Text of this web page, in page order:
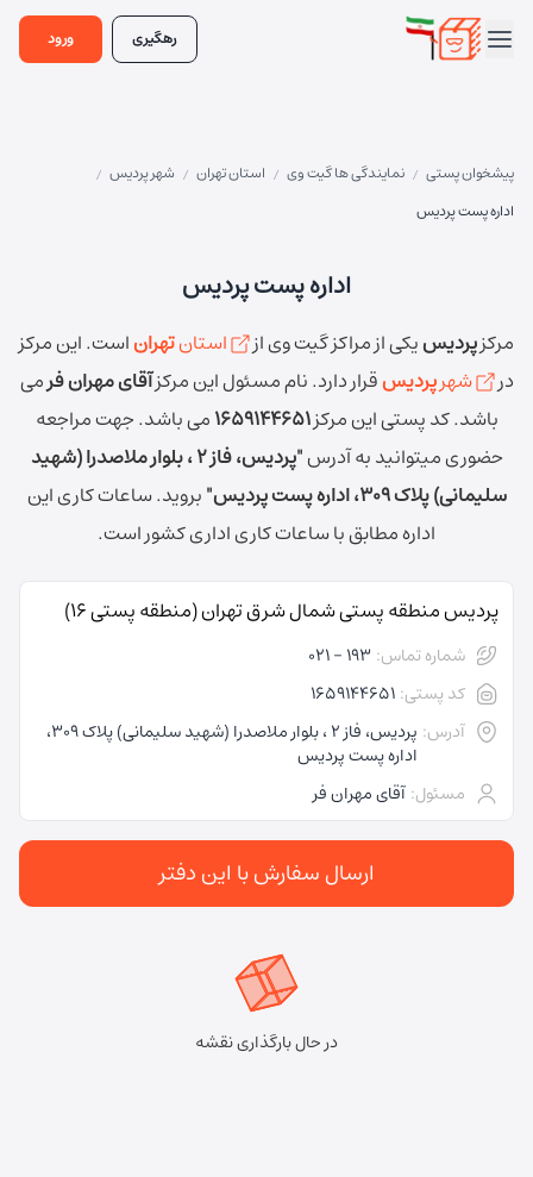
رهگیری ورود
پیشخوان پستی / نمایندگی ها گیت وی / استان تهران / شهر پردیس /
اداره پست پردیس
اداره پست پردیس
مرکزپردیسیکی از مراکز گیت وی از استانتهراناست.این مرکز
در
شهرپردیسقرار دارد.نام مسئول این مرکزآقای مهران فرمی
باشد.کد پستی این مرکز1659144651می باشد.جهت مراجعه
حضوری میتوانید به آدرس
"پردیس، فاز 2 ، بلوار ملاصدرا (شهید
سلیمانی) پلاک 309، اداره پست پردیس"
بروید.ساعات کاری این
اداره مطابق با ساعات کاری اداری کشور است.
پردیس منطقه پستی شمال شرق تهران (منطقه پستی 16)
شماره تماس: 193 - 021
کد پستی: 1659144651
آدرس:
پردیس، فاز 2 ، بلوار ملاصدرا (شهید سلیمانی) پلاک 309،
اداره پست پردیس
مسئول: آقای مهران فر
ارسال سفارش با این دفتر
در حال بارگذاری نقشه